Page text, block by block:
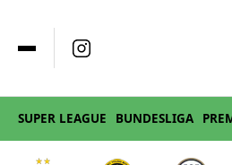
SUPER LEAGUE BUNDESLIGA